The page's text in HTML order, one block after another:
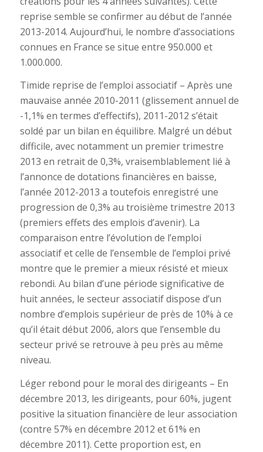
reprise semble se confirmer au début de l’année
2013-2014. Aujourd’hui, le nombre d’associations
connues en France se situe entre 950.000 et
1.000.000.
Timide reprise de l’emploi associatif – Après une
mauvaise année 2010-2011 (glissement annuel de
-1,1% en termes d’effectifs), 2011-2012 s’était
soldé par un bilan en équilibre. Malgré un début
difficile, avec notamment un premier trimestre
2013 en retrait de 0,3%, vraisemblablement lié à
l’annonce de dotations financières en baisse,
l’année 2012-2013 a toutefois enregistré une
progression de 0,3% au troisième trimestre 2013
(premiers effets des emplois d’avenir). La
comparaison entre l’évolution de l’emploi
associatif et celle de l’ensemble de l’emploi privé
montre que le premier a mieux résisté et mieux
rebondi. Au bilan d’une période significative de
huit années, le secteur associatif dispose d’un
nombre d’emplois supérieur de près de 10% à ce
qu’il était début 2006, alors que l’ensemble du
secteur privé se retrouve à peu près au même
niveau.
Léger rebond pour le moral des dirigeants – En
décembre 2013, les dirigeants, pour 60%, jugent
positive la situation financière de leur association
(contre 57% en décembre 2012 et 61% en
décembre 2011). Cette proportion est, en